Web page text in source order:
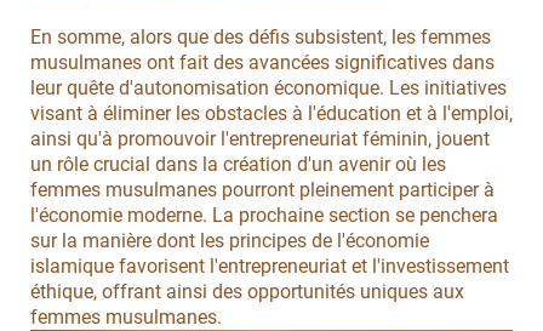
En somme, alors que des défis subsistent, les femmes
musulmanes ont fait des avancées significatives dans
leur quête d'autonomisation économique. Les initiatives
visant à éliminer les obstacles à l'éducation et à l'emploi,
ainsi qu'à promouvoir l'entrepreneuriat féminin, jouent
un rôle crucial dans la création d'un avenir où les
femmes musulmanes pourront pleinement participer à
l'économie moderne. La prochaine section se penchera
sur la manière dont les principes de l'économie
islamique favorisent l'entrepreneuriat et l'investissement
éthique, offrant ainsi des opportunités uniques aux
femmes musulmanes.